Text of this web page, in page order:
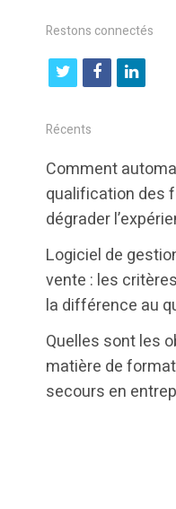
Restons connectés
t
i
t
e
r
f
b
o
k
l
k
e
d
n
Récents
Comment
qualification des
dégrader
Logiciel de
vente : les
la différence au
Quelles sont les
matière de
secours en